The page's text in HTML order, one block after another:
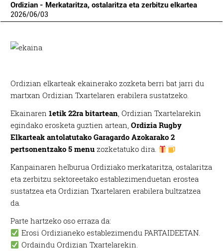
Ordizian - Merkataritza, ostalaritza eta zerbitzu elkartea
2026/06/03
Ordizian elkarteak ekainerako zozketa berri bat jarri du
martxan Ordizian Txartelaren erabilera sustatzeko.
Ekainaren1etik 22ra bitartean, Ordizian Txartelarekin
egindako erosketa guztien artean,Ordizia Rugby
Elkarteak antolatutako Garagardo Azokarako 2
pertsonentzako 5 menu zozketatuko dira.
Kanpainaren helburua Ordiziako merkataritza, ostalaritza
eta zerbitzu sektoreetako establezimenduetan erostea
sustatzea eta Ordizian Txartelaren erabilera bultzatzea
da.
Parte hartzeko oso erraza da:
Erosi Ordizianeko establezimendu PARTAIDEETAN.
Ordaindu Ordizian Txartelarekin.